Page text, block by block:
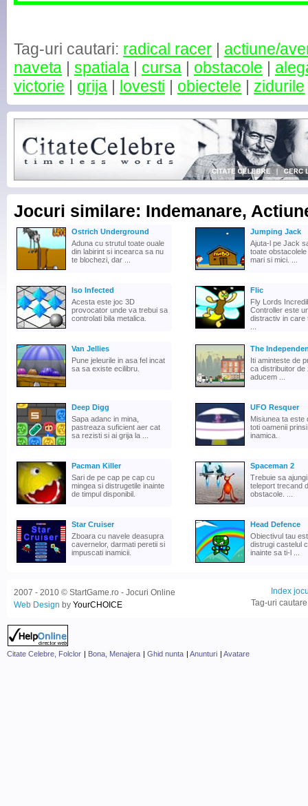
Tag-uri cautari: radical racer | actiune/
naveta | spatiala | cursa | obstacole |
victorie | grija | lovesti | obiectele | zidurile
Jocuri similare: Indemanare,
Ostrich Underground
Aduna cu strutul toate ouale
din labirint si incearca sa nu
te blochezi, dar ...
Jumping Jack
Ajuta-l pe Jack
toate
mari si mici. ...
Iso Infected
Acesta este joc 3D
provocator unde va trebui sa
controlati bila metalica.
Flic
Fly Lords
Controller este
distractiv in care
Van Jellies
Pune jeleurile in asa fel incat
sa sa existe ecilibru.
The
Iti aminteste de
ca distribuitor de
aducem ...
Deep Digg
Sapa adanc in mina,
pastreaza suficient aer cat
sa rezisti si ai grija la ...
UFO Resquer
Misiunea ta este
toti oamenii
inamica.
Pacman Killer
Sari de pe cap pe cap cu
mingea si distrugetile inainte
de timpul disponibil.
Spaceman 2
Trebuie sa
teleport trecand
obstacole. ...
Star Cruiser
Zboara cu navele deasupra
cavernelor, darmati peretii si
impuscati inamicii.
Head Defence
Obiectivul tau
distrugi castelul
inainte sa ti-l ...
2007 - 2010 © StartGame.ro - Jocuri Online
Web Design by YourCHOICE
Index
Tag-uri
Citate Celebre, Folclor | Bona, Menajera | Ghid nunta | Anunturi | Avatare